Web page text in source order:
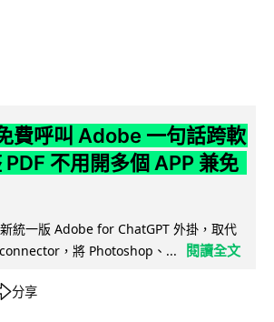
費呼叫 Adobe 一句話跨軟
PDF 不用開多個 APP 兼免
統一版 Adobe for ChatGPT 外掛，取代
，將 Photoshop、...
閱讀全文
分享